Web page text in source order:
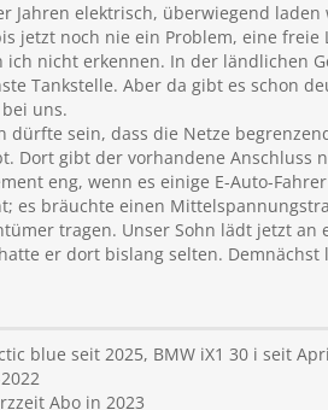
Jahren elektrisch, überwiegend
jetzt noch nie ein Problem, eine
ich nicht erkennen. In der ländlichen
Tankstelle. Aber da gibt es schon
uns.
dürfte sein, dass die Netze
Dort gibt der vorhandene Anschluss
eng, wenn es einige E-Auto-
es bräuchte einen
tragen. Unser Sohn lädt jetzt
er dort bislang selten.
blue seit 2025, BMW iX1 30 i seit
Abo in 2023